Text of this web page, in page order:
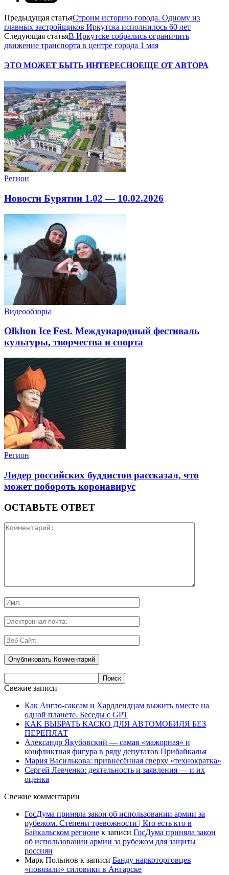
Предыдущая статьяСтроим историю города. Одному из
главных застройщиков Иркутска исполнилось 60 лет
Следующая статьяВ Иркутске собрались ограничить
движение транспорта в центре города 1 мая
ЭТО МОЖЕТ БЫТЬ ИНТЕРЕСНОЕЩЕ ОТ АВТОРА
Регион
Новости Бурятии 1.02 — 10.02.2026
Видеообзоры
Olkhon Ice Fest. Международный фестиваль
культуры, творчества и спорта
Регион
Лидер российских буддистов рассказал, что
может побороть коронавирус
ОСТАВЬТЕ ОТВЕТ
Свежие записи
Как Англо-саксам и Хардлендцам выжить вместе на
одной планете. Беседы с GPT
КАК ВЫБРАТЬ КАСКО ДЛЯ АВТОМОБИЛЯ БЕЗ
ПЕРЕПЛАТ
Александр Якубовский — самая «мажорная» и
конфликтная фигура в ряду депутатов Прибайкалья
Мария Василькова: привнесённая сверху «технократка»
Сергей Левченко: деятельность и заявления — и их
оценка
Свежие комментарии
ГосДума приняла закон об использовании армии за
рубежом. Степени тревожности | Кто есть кто в
Байкальском регионе к записи ГосДума приняла закон
об использовании армии за рубежом для защиты
россиян
Марк Полынов к записи Банду наркоторговцев
«повязали» силовики в Ангарске